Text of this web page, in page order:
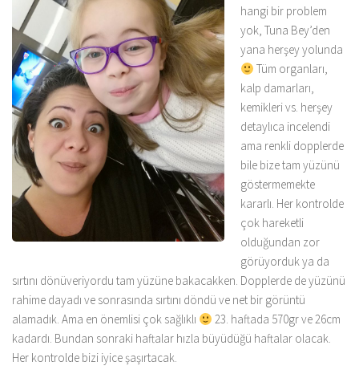
hangi bir problem
yok, Tuna Bey’den
yana herşey yolunda
Tüm organları,
kalp damarları,
kemikleri vs. herşey
detaylıca incelendi
ama renkli dopplerde
bile bize tam yüzünü
göstermemekte
kararlı. Her kontrolde
çok hareketli
olduğundan zor
görüyorduk ya da
sırtını dönüveriyordu tam yüzüne bakacakken. Dopplerde de yüzünü
rahime dayadı ve sonrasında sırtını döndü ve net bir görüntü
alamadık. Ama en önemlisi çok sağlıklı
23. haftada 570gr ve 26cm
kadardı. Bundan sonraki haftalar hızla büyüdüğü haftalar olacak.
Her kontrolde bizi iyice şaşırtacak.